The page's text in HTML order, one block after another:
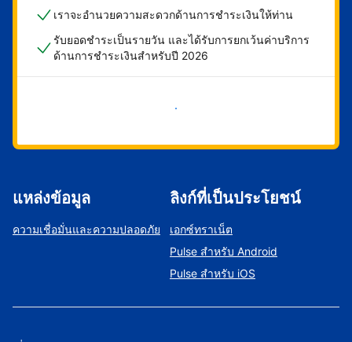
เราจะอำนวยความสะดวกด้านการชำระเงินให้ท่าน
รับยอดชำระเป็นรายวัน และได้รับการยกเว้นค่าบริการ
ด้านการชำระเงินสำหรับปี 2026
เริ่มดำเนินการเลย
แหล่งข้อมูล
ความเชื่อมั่นและความปลอดภัย
ลิงก์ที่เป็นประโยชน์
เอกซ์ทราเน็ต
Pulse สำหรับ Android
Pulse สำหรับ iOS